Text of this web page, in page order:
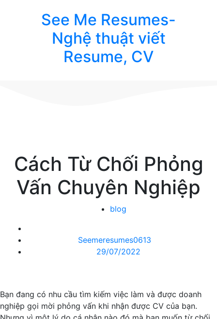
See Me Resumes-
Nghệ thuật viết
Resume, CV
Cách Từ Chối Phỏng
Vấn Chuyên Nghiệp
blog
Gửi
Seemeresumes0613
29/07/2022
Bạn đang có nhu cầu tìm kiếm việc làm và được doanh
nghiệp gọi mời phỏng vấn khi nhận được CV của bạn.